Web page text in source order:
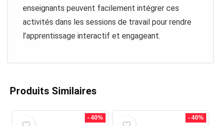
enseignants peuvent facilement intégrer ces
activités dans les sessions de travail pour rendre
l’apprentissage interactif et engageant.
Produits Similaires
- 40% - 40%